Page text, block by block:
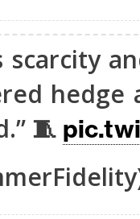
hedge
🧵